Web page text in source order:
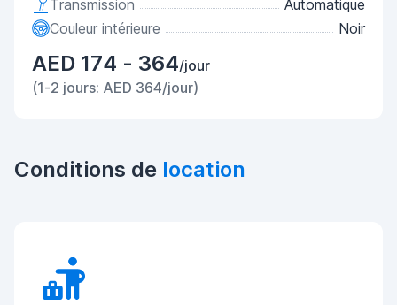
Transmission
Automatique
Couleur intérieure
Noir
AED 174 - 364/jour
(1-2 jours: AED 364/jour)
Conditions de location